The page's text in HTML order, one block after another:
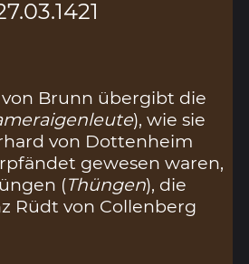
Brunn übergibt die
), wie sie
von Dottenheim
gewesen waren,
(Thüngen), die
Rüdt von Collenberg